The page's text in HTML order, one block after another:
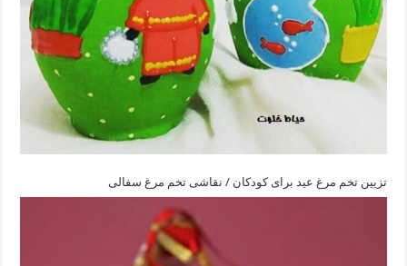
تزیین تخم مرغ عید برای کودکان / نقاشی تخم مرغ سفالی